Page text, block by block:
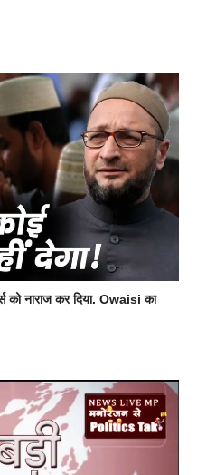
नाराज कर दिया. Owaisi का